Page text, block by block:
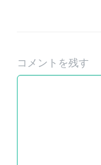
コメントを残す